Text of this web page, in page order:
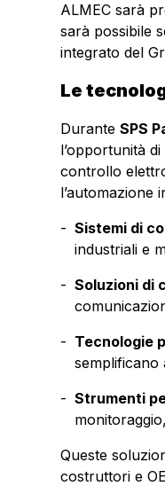
ALMEC sarà
sarà possibile
integrato del
Le
Durante SPS
l’opportunità
controllo
l’automazione
Sistemi di
industriali e
Soluzioni di
Tecnologie
semplificano
Strumenti
Queste
costruttori e